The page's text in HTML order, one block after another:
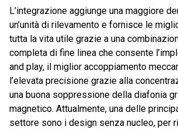
L’integrazione aggiunge una maggiore
un’unità di rilevamento e fornisce le
tutta la vita utile grazie a una
completa di fine linea che consente
and play, il miglior accoppiamento
l’elevata precisione grazie alla
una buona soppressione della diafonia
magnetico. Attualmente, una delle
settore sono i design senza nucleo, per